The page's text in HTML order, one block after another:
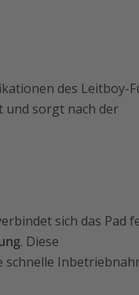
des Leitboy-
und sorgt nach der
sich das Pad
. Diese
schnelle